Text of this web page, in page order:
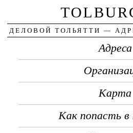
ДЕЛОВОЙ ТОЛЬЯТТИ —
Адреса
Карта
Как попасть в